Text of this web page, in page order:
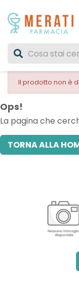
Il prodotto non è
Ops!
La pagina che
TORNA ALLA
3M